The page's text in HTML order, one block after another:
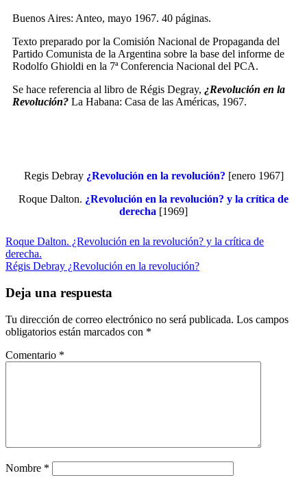
Buenos Aires: Anteo, mayo 1967. 40 páginas.
Texto preparado por la Comisión Nacional de Propaganda del
Partido Comunista de la Argentina sobre la base del informe de
Rodolfo Ghioldi en la 7ª Conferencia Nacional del PCA.
Se hace referencia al libro de Régis Degray, ¿Revolución en la
Revolución? La Habana: Casa de las Américas, 1967.
Regis Debray ¿Revolución en la revolución? [enero 1967]
Roque Dalton. ¿Revolución en la revolución? y la crítica de
derecha [1969]
Roque Dalton. ¿Revolución en la revolución? y la crítica de
derecha.
Régis Debray ¿Revolución en la revolución?
Deja una respuesta
Tu dirección de correo electrónico no será publicada. Los campos
obligatorios están marcados con *
Comentario *
Nombre *